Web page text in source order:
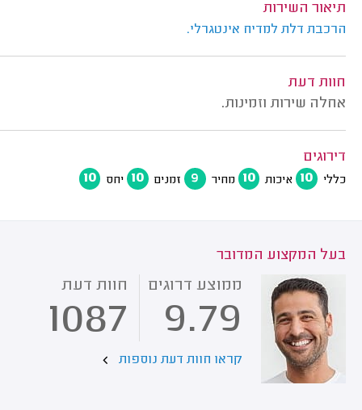
תיאור השירות
הרכבת דלת למדיח אינטגרלי.
חוות דעת
אחלה שירות וזמינות.
דירוגים
כללי 10 איכות 10 מחיר 9 זמנים 10 יחס 10
בעל המקצוע המדובר
ממוצע דרוגים
9.79
חוות דעת
1087
קראו חוות דעת נוספות